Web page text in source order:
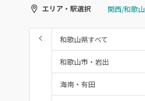
エリア・駅選択
和歌山県すべて
和歌山市・岩出
海南・有田